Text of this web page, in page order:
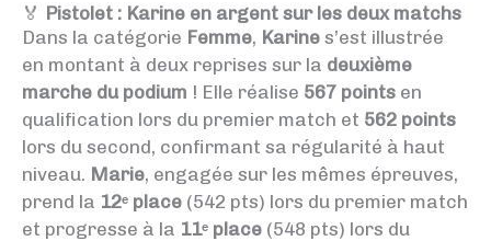
🏅 Pistolet : Karine en argent sur les deux matchs
Dans la catégorie Femme, Karine s’est illustrée
en montant à deux reprises sur la deuxième
marche du podium ! Elle réalise 567 points en
qualification lors du premier match et 562 points
lors du second, confirmant sa régularité à haut
niveau. Marie, engagée sur les mêmes épreuves,
prend la 12ᵉ place (542 pts) lors du premier match
et progresse à la 11ᵉ place (548 pts) lors du